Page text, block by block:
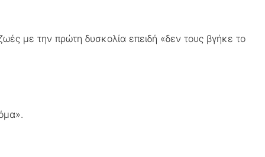
με την πρώτη δυσκολία επειδή «δεν τους βγήκε το